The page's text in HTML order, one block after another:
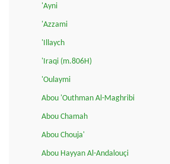
'Ayni
'Azzami
'Illaych
'Iraqi (m.806H)
'Oulaymi
Abou 'Outhman Al-Maghribi
Abou Chamah
Abou Chouja'
Abou Hayyan Al-Andalouçi